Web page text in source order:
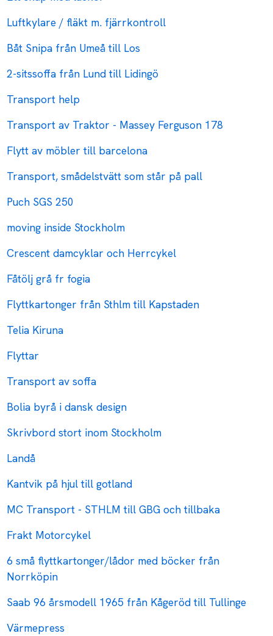
Luftkylare / fläkt m. fjärrkontroll
Båt Snipa från Umeå till Los
2-sitssoffa från Lund till Lidingö
Transport help
Transport av Traktor - Massey Ferguson 178
Flytt av möbler till barcelona
Transport, smådelstvätt som står på pall
Puch SGS 250
moving inside Stockholm
Crescent damcyklar och Herrcykel
Fåtölj grå fr fogia
Flyttkartonger från Sthlm till Kapstaden
Telia Kiruna
Flyttar
Transport av soffa
Bolia byrå i dansk design
Skrivbord stort inom Stockholm
Landå
Kantvik på hjul till gotland
MC Transport - STHLM till GBG och tillbaka
Frakt Motorcykel
6 små flyttkartonger/lådor med böcker från
Norrköpin
Saab 96 årsmodell 1965 från Kågeröd till Tullinge
Värmepress